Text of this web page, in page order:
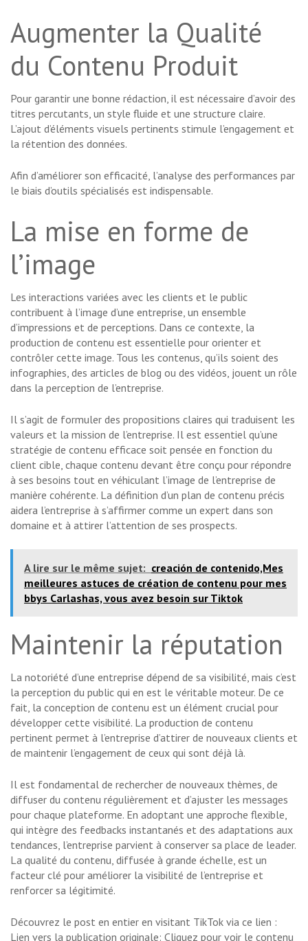
Augmenter la Qualité
du Contenu Produit
Pour garantir une bonne rédaction, il est nécessaire d’avoir des
titres percutants, un style fluide et une structure claire.
L’ajout d’éléments visuels pertinents stimule l’engagement et
la rétention des données.
Afin d’améliorer son efficacité, l’analyse des performances par
le biais d’outils spécialisés est indispensable.
La mise en forme de
l’image
Les interactions variées avec les clients et le public
contribuent à l’image d’une entreprise, un ensemble
d’impressions et de perceptions. Dans ce contexte, la
production de contenu est essentielle pour orienter et
contrôler cette image. Tous les contenus, qu’ils soient des
infographies, des articles de blog ou des vidéos, jouent un rôle
dans la perception de l’entreprise.
Il s’agit de formuler des propositions claires qui traduisent les
valeurs et la mission de l’entreprise. Il est essentiel qu’une
stratégie de contenu efficace soit pensée en fonction du
client cible, chaque contenu devant être conçu pour répondre
à ses besoins tout en véhiculant l’image de l’entreprise de
manière cohérente. La définition d’un plan de contenu précis
aidera l’entreprise à s’affirmer comme un expert dans son
domaine et à attirer l’attention de ses prospects.
A lire sur le même sujet: creación de contenido,Mes
meilleures astuces de création de contenu pour mes
bbys Carlashas, ​​​​vous avez besoin sur Tiktok
Maintenir la réputation
La notoriété d’une entreprise dépend de sa visibilité, mais c’est
la perception du public qui en est le véritable moteur. De ce
fait, la conception de contenu est un élément crucial pour
développer cette visibilité. La production de contenu
pertinent permet à l’entreprise d’attirer de nouveaux clients et
de maintenir l’engagement de ceux qui sont déjà là.
Il est fondamental de rechercher de nouveaux thèmes, de
diffuser du contenu régulièrement et d’ajuster les messages
pour chaque plateforme. En adoptant une approche flexible,
qui intègre des feedbacks instantanés et des adaptations aux
tendances, l’entreprise parvient à conserver sa place de leader.
La qualité du contenu, diffusée à grande échelle, est un
facteur clé pour améliorer la visibilité de l’entreprise et
renforcer sa légitimité.
Découvrez le post en entier en visitant TikTok via ce lien :
Lien vers la publication originale: Cliquez pour voir le contenu